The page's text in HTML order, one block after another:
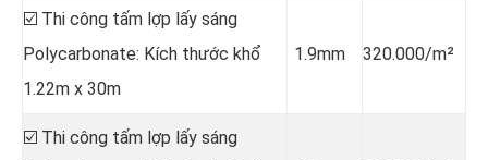
☑️ Thi công tấm lợp lấy sáng
Polycarbonate: Kích thước khổ
1.22m x 30m
1.9mm 320.000/m²
☑️ Thi công tấm lợp lấy sáng